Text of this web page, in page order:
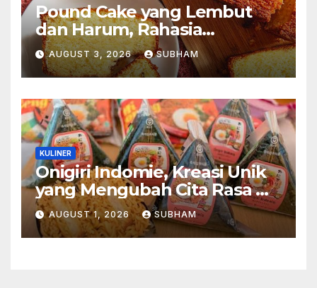
Pound Cake yang Lembut
dan Harum, Rahasia
Kelezatan Kue Klasik yang
Tak Pernah Kehilangan
Pesona
AUGUST 3, 2026 SUBHAM
KULINER
Onigiri Indomie, Kreasi Unik
yang Mengubah Cita Rasa Mi
Favorit Menjadi Sajian
Kekinian
AUGUST 1, 2026 SUBHAM